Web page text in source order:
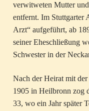
verwitweten Mutter
entfernt. Im Stuttgarter
Arzt“ aufgeführt, ab
seiner Eheschließung
Schwester in der
Nach der Heirat mit
1905 in Heilbronn zog
33, wo ein Jahr später